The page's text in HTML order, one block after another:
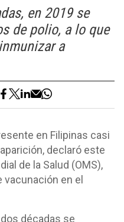
en 2019 se
de polio, a lo que
a
en Filipinas casi
declaró este
de la Salud (OMS),
vacunación en el
décadas se